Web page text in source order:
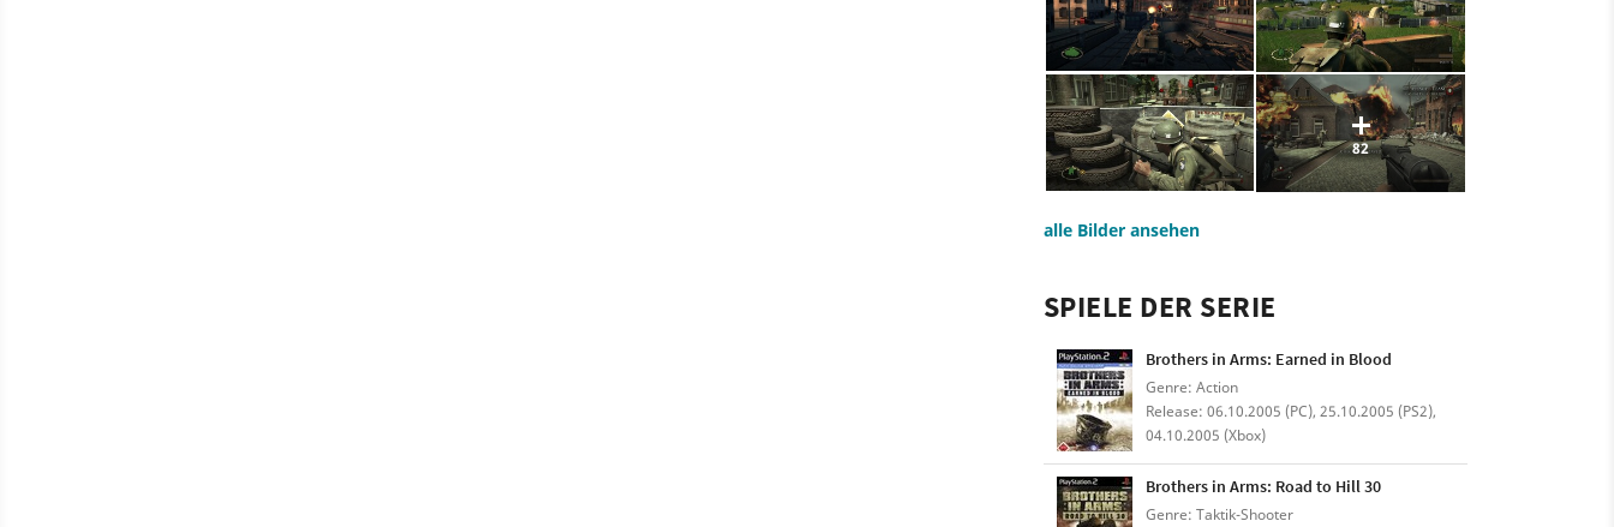
82
alle Bilder ansehen
SPIELE DER SERIE
Brothers in Arms: Earned in Blood
Genre: Action
Release: 06.10.2005 (PC), 25.10.2005 (PS2),
04.10.2005 (Xbox)
Brothers in Arms: Road to Hill 30
Genre: Taktik-Shooter